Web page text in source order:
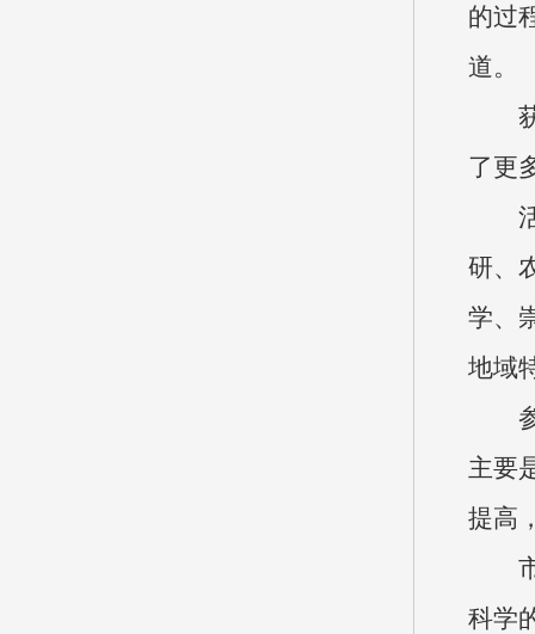
的过
道。
了更
研、
学、
地域
主要
提高
科学